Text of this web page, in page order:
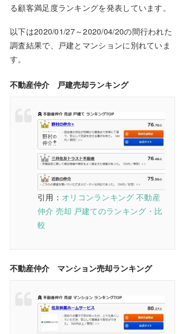
る顧客満足度ランキングを発表しています。
以下は2020/01/27～2020/04/20の間行われた
調査結果で、戸建とマンションに別れていま
す。
不動産仲介 戸建売却ランキング
引用： オリコンランキング 不動産
仲介 売却 戸建てのランキング・比
較
不動産仲介 マンション売却ランキング